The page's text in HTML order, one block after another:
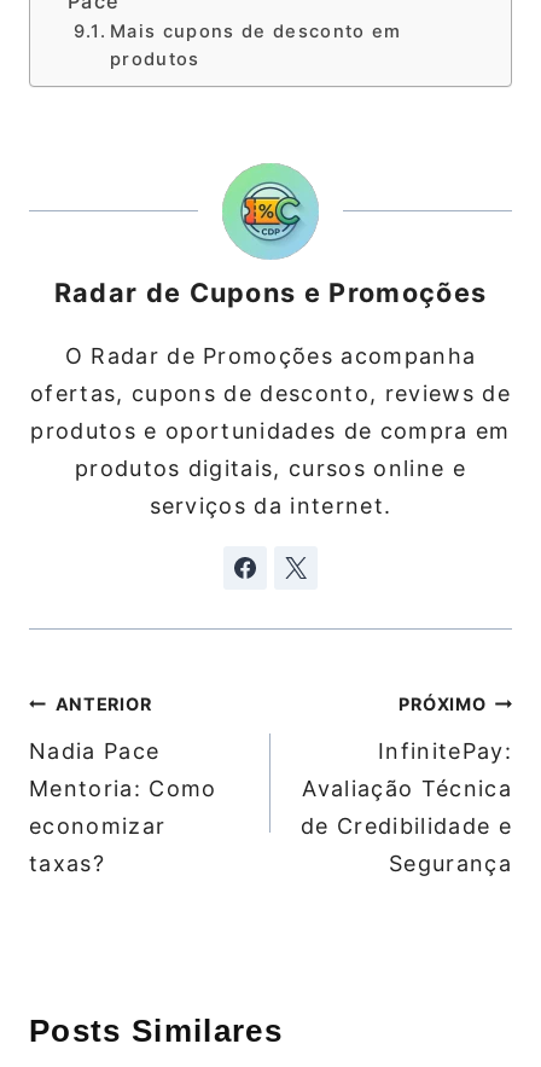
Mais cupons de desconto em
produtos
Radar de Cupons e Promoções
O Radar de Promoções acompanha
ofertas, cupons de desconto, reviews de
produtos e oportunidades de compra em
produtos digitais, cursos online e
serviços da internet.
Navegação
de
Post
ANTERIOR
Nadia Pace
Mentoria: Como
economizar
taxas?
PRÓXIMO
InfinitePay:
Avaliação Técnica
de Credibilidade e
Segurança
Posts Similares